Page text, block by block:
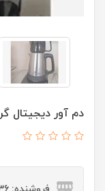
دم آور دیجیتال